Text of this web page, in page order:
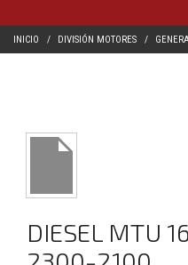
INICIO DIVISIÓN MOTORES
DIESEL MTU